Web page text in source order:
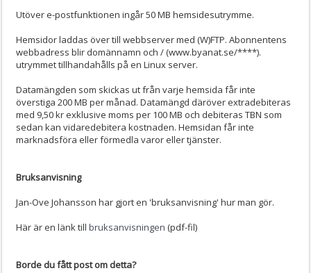
Utöver e-postfunktionen ingår 50 MB hemsidesutrymme.
Hemsidor laddas över till webbserver med (W)FTP. Abonnentens
webbadress blir domännamn och / (www.byanat.se/****).
utrymmet tillhandahålls på en Linux server.
Datamängden som skickas ut från varje hemsida får inte
överstiga 200 MB per månad. Datamängd däröver extradebiteras
med 9,50 kr exklusive moms per 100 MB och debiteras TBN som
sedan kan vidaredebitera kostnaden. Hemsidan får inte
marknadsföra eller förmedla varor eller tjänster.
Bruksanvisning
Jan-Ove Johansson har gjort en 'bruksanvisning' hur man gör.
Här är en länk till bruksanvisningen (pdf-fil)
Borde du fått post om detta?